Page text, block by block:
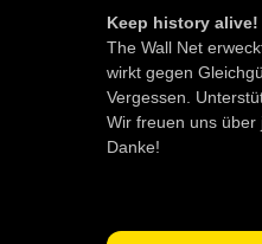
Keep history alive!
The Wall Net
wirkt gegen
Vergessen.
Wir freuen uns über
Danke!